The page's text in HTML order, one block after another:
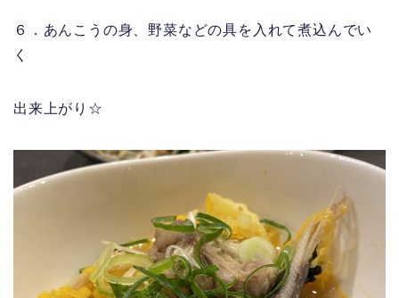
６．あんこうの身、野菜などの具を入れて煮込んでい
く
出来上がり☆